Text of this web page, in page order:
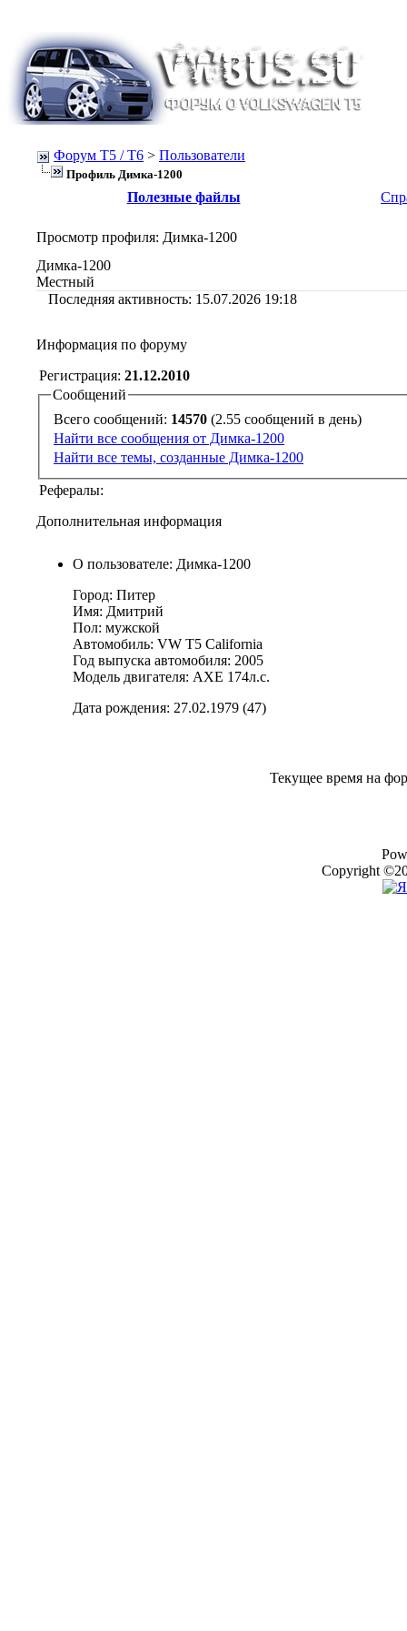
Форум Т5 / T6 > Пользователи
Профиль Димка-1200
Полезные файлы
Просмотр профиля: Димка-1200
Димка-1200
Местный
Последняя активность: 15.07.2026 19:18
Информация по форуму
Регистрация: 21.12.2010
Сообщений
Всего сообщений: 14570
(2.55 сообщений в день)
Найти все сообщения от Димка-1200
Найти все темы, созданные Димка-1200
Рефералы:
Дополнительная информация
О пользователе: Димка-1200
Город: Питер
Имя: Дмитрий
Пол: мужской
Автомобиль: VW T5 California
Год выпуска автомобиля: 2005
Модель двигателя: AXE 174л.с.
Дата рождения: 27.02.1979 (47)
Текущее время на
Copyright